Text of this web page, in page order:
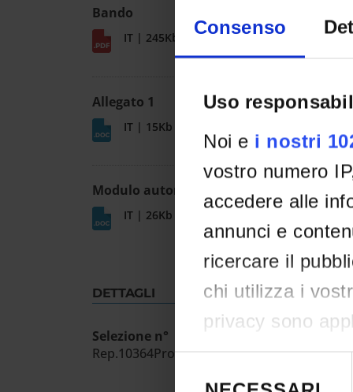
Consenso
Uso
Noi e i nostri
vostro numero
accedere alle
annunci e
ricercare il
chi utilizza i
privacy sono
effettuato le
consenso in
Bando
IT | 245Kb
Allegato 1
IT | 15Kb
Modulo autorizzazione assegnisti
IT | 26Kb
DETTAGLI
Selezione n°
Rep.10364Prot.402993 20/9/2024